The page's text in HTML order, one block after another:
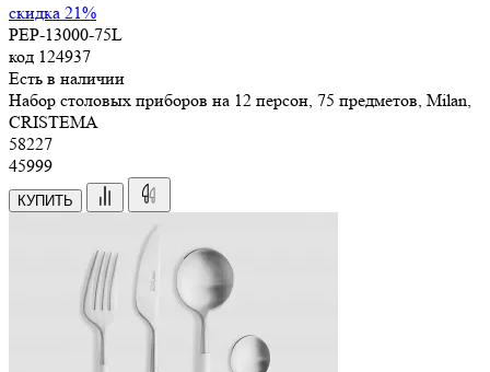
скидка 21%
PEP-13000-75L
код 124937
Есть в наличии
Набор столовых приборов на 12 персон, 75 предметов, Milan,
CRISTEMA
58227
45999
КУПИТЬ